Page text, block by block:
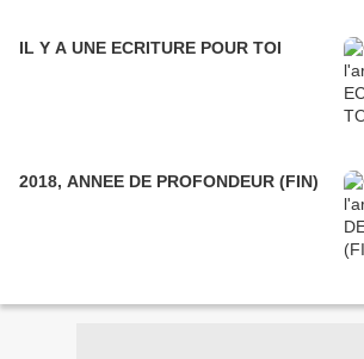
IL Y A UNE ECRITURE POUR TOI
2018, ANNEE DE PROFONDEUR (FIN)